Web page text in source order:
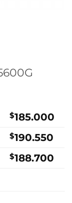
$185.000
$190.550
$188.700